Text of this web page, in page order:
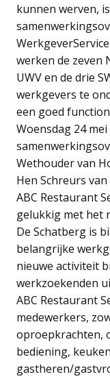
kunnen werven,
werken de zeven
UWV en de drie
werkgevers te
een goed
Woensdag 24 mei
Wethouder van
Hen Schreurs
ABC Restaurant
gelukkig met het
De Schatberg is
belangrijke
nieuwe activiteit
werkzoekenden
ABC Restaurant
medewerkers,
oproepkrachten,
bediening,
gastheren/